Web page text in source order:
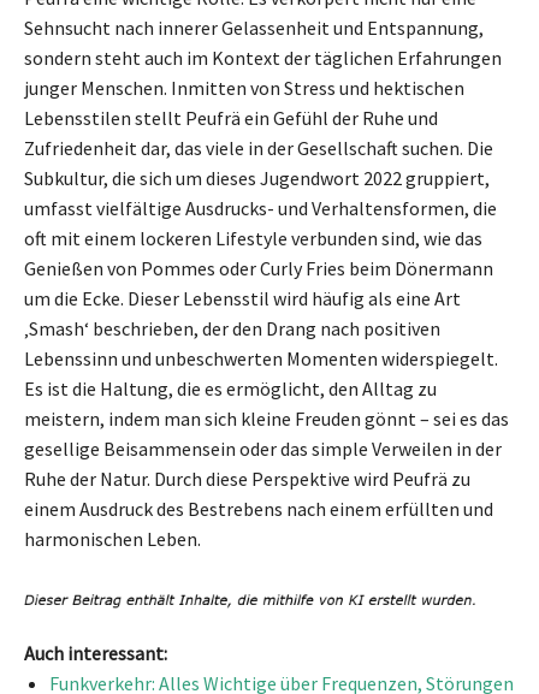
Sehnsucht nach innerer Gelassenheit und Entspannung,
sondern steht auch im Kontext der täglichen Erfahrungen
junger Menschen. Inmitten von Stress und hektischen
Lebensstilen stellt Peufrä ein Gefühl der Ruhe und
Zufriedenheit dar, das viele in der Gesellschaft suchen. Die
Subkultur, die sich um dieses Jugendwort 2022 gruppiert,
umfasst vielfältige Ausdrucks- und Verhaltensformen, die
oft mit einem lockeren Lifestyle verbunden sind, wie das
Genießen von Pommes oder Curly Fries beim Dönermann
um die Ecke. Dieser Lebensstil wird häufig als eine Art
‚Smash‘ beschrieben, der den Drang nach positiven
Lebenssinn und unbeschwerten Momenten widerspiegelt.
Es ist die Haltung, die es ermöglicht, den Alltag zu
meistern, indem man sich kleine Freuden gönnt – sei es das
gesellige Beisammensein oder das simple Verweilen in der
Ruhe der Natur. Durch diese Perspektive wird Peufrä zu
einem Ausdruck des Bestrebens nach einem erfüllten und
harmonischen Leben.
Auch interessant:
Funkverkehr: Alles Wichtige über Frequenzen, Störungen